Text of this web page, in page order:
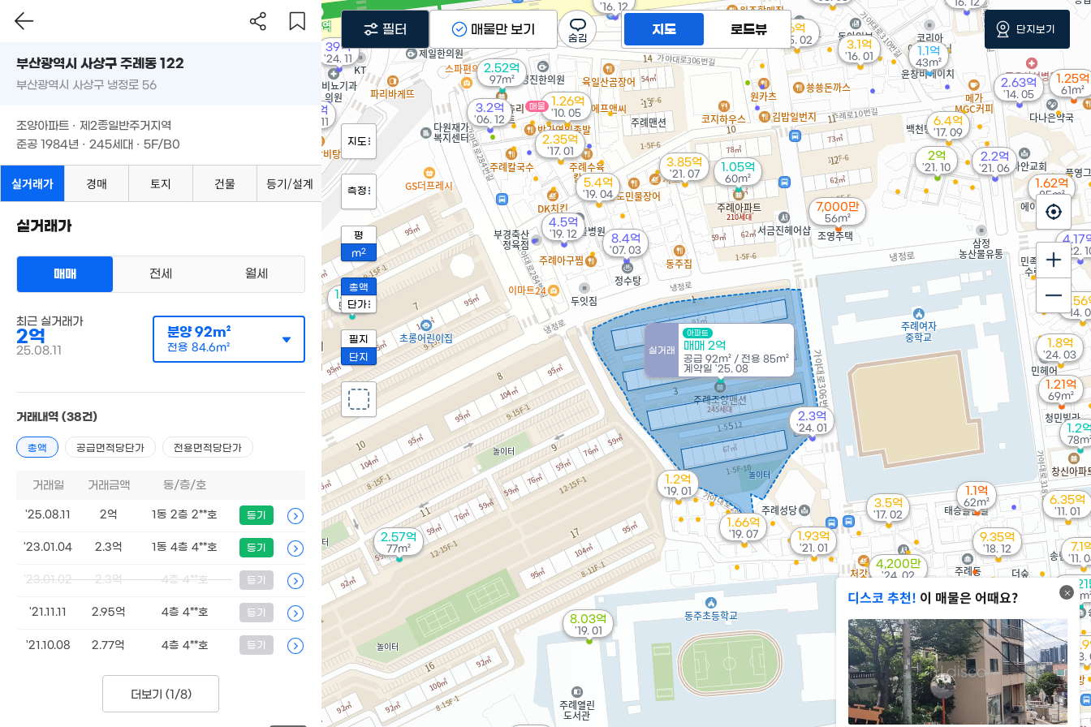
1.05억
60m²
1.84억
58m²
1.1억
43m²
2.57억
77m²
2.52억
97m²
1,500만
1.1억
62m²
1.26억
'10. 05
매물
7,000만
56m²
실거래
아파트
매매 2억
공급 92m² / 전용 85m²
계약일 '25. 08
4,500만
48m²
6억
'25. 02
39억
'24. 11
1.8억
'24. 03
4,200만
'24. 02
2.3억
'24. 01
'23.
1.2
4.17
'22.
2.32억
56m²
1.25억
61m²
1.62억
85m²
2억
'21. 10
3.85억
'21. 07
2.2억
'21. 06
1.93억
'21. 01
4.5억
'19. 12
1.66억
'19. 07
5.4억
'19. 04
1.2억
'19. 01
8.03억
'19. 01
8,604만
'19. 01
9.35억
'18. 12
1.21억
69m²
6.4억
'17. 09
3.5억
'17. 02
2.35억
'17. 01
'16. 12
3.1억
'16. 01
3,621
10억
'15. 11
7.25억
'15. 04
2.63억
'14. 05
1.56
'14.
1.47억
'11. 12
7.1
'11.
6.35억
'11. 01
8.4억
'07. 03
3.2억
'06. 12
디스코 추천! 이 매물은 어때요?
지도 로드뷰
지도
측정
평
m2
총액
단가
필지
단지
필터 매물만 보기 단지보기
부산광역시 사상구 주례동 122
부산광역시 사상구 냉정로 56
조양아파트 · 제2종일반주거지역
준공 1984년 · 245세대 · 5F/B0
실거래가 경매 토지 건물 등기/설계
실거래가
매매 전세 월세
최근 실거래가
2억
25.08.11
분양92m²
전용 84.6m²
거래내역 (38건)
총액 공급면적당단가 전용면적당단가
거래일 거래금액 동/층/호
'25.08.11 2억 1동 2층 2**호 등기
'23.01.04 2.3억 1동 4층 4**호 등기
'23.01.02 2.3억 4층 4**호 등기
'21.11.11 2.95억 4층 4**호 등기
'21.10.08 2.77억 4층 4**호 등기
더보기 (1/8)